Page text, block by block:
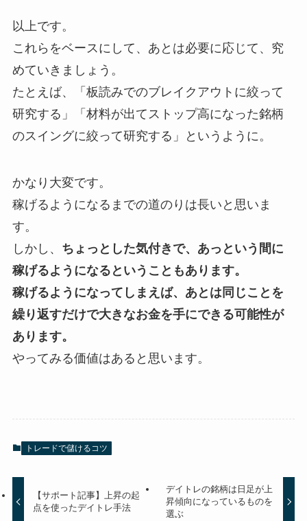
以上です。
これらをベースにして、あとは必要に応じて、究
めていきましょう。
たとえば、「板読みでのブレイクアウトに絞って
研究する」「材料が出てストップ高になった銘柄
のスイングに絞って研究する」というように。
かなり大変です。
稼げるようになるまでの道のりは長いと思いま
す。
しかし、 ちょっとした気付きで、あっという間に
稼げるようになるということもあります。
稼げるようになってしまえば、あとは同じことを
繰り返すだけで大きなお金を手にできる可能性が
あります。
やってみる価値はあると思います。
トレードで儲けるコツ
【サポート記事】上昇の起
点を使ったデイトレ手法
デイトレの銘柄は日足が上
昇傾向になっているものを
選ぶ